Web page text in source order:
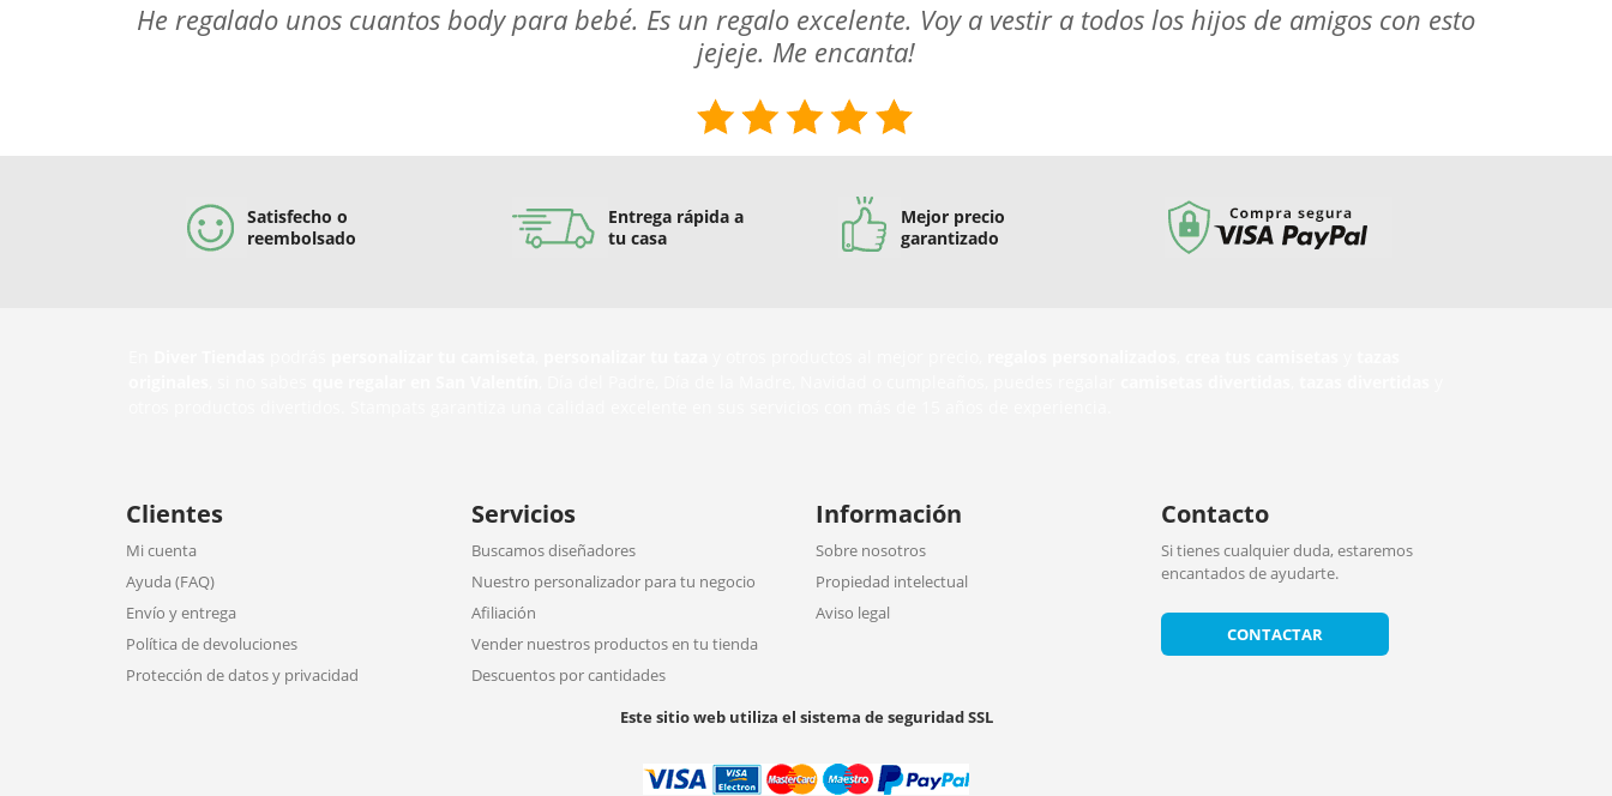
He regalado unos cuantos body para bebé. Es un regalo excelente. Voy a vestir a todos los hijos de amigos con esto
jejeje. Me encanta!
Satisfecho o
reembolsado
Entrega rápida a
tu casa
Mejor precio
garantizado
Clientes
Mi cuenta
Ayuda (FAQ)
Envío y entrega
Política de devoluciones
Protección de datos y privacidad
Servicios
Buscamos diseñadores
Nuestro personalizador para tu negocio
Afiliación
Vender nuestros productos en tu tienda
Descuentos por cantidades
Información
Sobre nosotros
Propiedad intelectual
Aviso legal
Contacto
Si tienes cualquier duda, estaremos
encantados de ayudarte.
CONTACTAR
Este sitio web utiliza el sistema de seguridad SSL